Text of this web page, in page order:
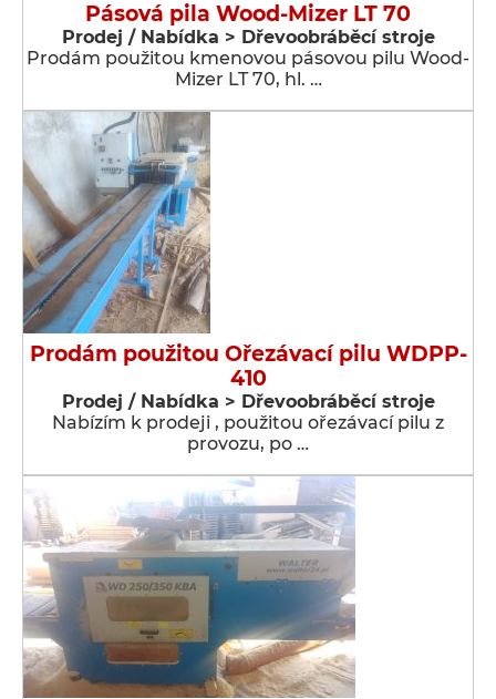
Pásová pila Wood-Mizer LT 70
Prodej / Nabídka > Dřevoobráběcí stroje
Prodám použitou kmenovou pásovou pilu Wood-
Mizer LT 70, hl. …
Prodám použitou Ořezávací pilu WDPP-
410
Prodej / Nabídka > Dřevoobráběcí stroje
Nabízím k prodeji , použitou ořezávací pilu z
provozu, po …